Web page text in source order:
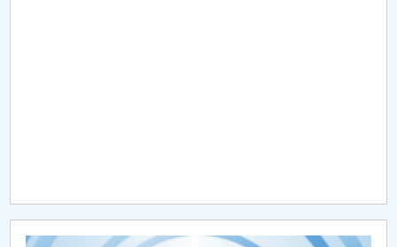
Chestionar angajabilitate ALUMNI – UPB
CAR2026